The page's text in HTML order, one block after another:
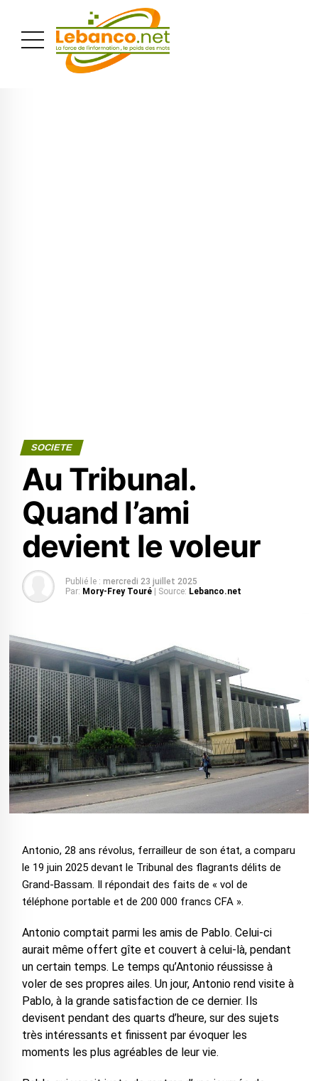
SOCIETE
Au Tribunal.
Quand l’ami
devient le voleur
Publié le : mercredi 23 juillet 2025
Par: Mory-Frey Touré | Source: Lebanco.net
Antonio, 28 ans révolus, ferrailleur de son état, a comparu
le 19 juin 2025 devant le Tribunal des flagrants délits de
Grand-Bassam. Il répondait des faits de « vol de
téléphone portable et de 200 000 francs CFA ».
Antonio comptait parmi les amis de Pablo. Celui-ci
aurait même offert gîte et couvert à celui-là, pendant
un certain temps. Le temps qu’Antonio réussisse à
voler de ses propres ailes. Un jour, Antonio rend visite à
Pablo, à la grande satisfaction de ce dernier. Ils
devisent pendant des quarts d’heure, sur des sujets
très intéressants et finissent par évoquer les
moments les plus agréables de leur vie.